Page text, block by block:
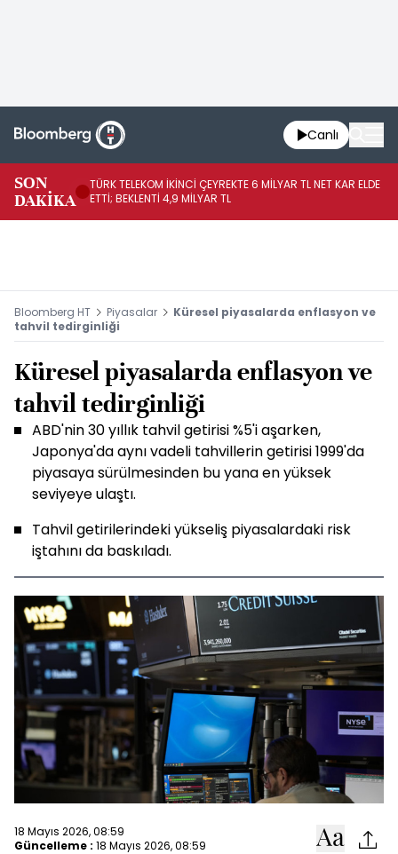
Canlı
SON
DAKİKA
TÜRK TELEKOM İKİNCİ ÇEYREKTE 6 MİLYAR TL NET KAR ELDE
ETTİ; BEKLENTİ 4,9 MİLYAR TL
Bloomberg HT Piyasalar
Küresel piyasalarda enflasyon ve
tahvil tedirginliği
Küresel piyasalarda enflasyon ve
tahvil tedirginliği
ABD'nin 30 yıllık tahvil getirisi %5'i aşarken,
Japonya'da aynı vadeli tahvillerin getirisi 1999'da
piyasaya sürülmesinden bu yana en yüksek
seviyeye ulaştı.
Tahvil getirilerindeki yükseliş piyasalardaki risk
iştahını da baskıladı.
18 Mayıs 2026, 08:59
Güncelleme : 18 Mayıs 2026, 08:59